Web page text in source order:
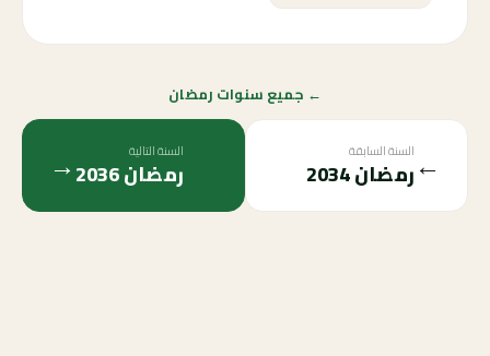
← جميع سنوات رمضان
← السنة السابقة
رمضان2034
السنة التالية
رمضان2036
→